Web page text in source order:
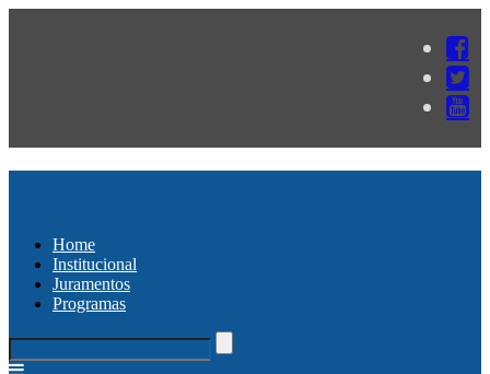
Home
Institucional
Juramentos
Programas